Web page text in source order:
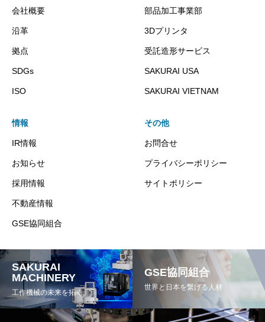
会社概要
沿革
拠点
SDGs
ISO
部品加工事業部
3Dプリンタ
受託造形サービス
SAKURAI USA
SAKURAI VIETNAM
情報
IR情報
お知らせ
採用情報
不動産情報
GSE協同組合
その他
お問合せ
プライバシーポリシー
サイトポリシー
SAKURAI
MACHINERY
工作機械の未来を拓く
GSE協同組合
世界と日本を繋げる人材